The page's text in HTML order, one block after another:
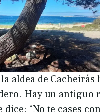
aldea de Cacheirás
Hay un antiguo
dice: “No te cases